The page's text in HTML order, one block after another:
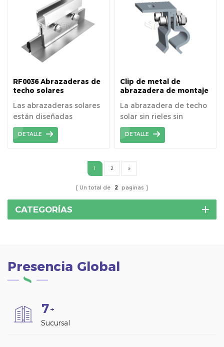
RF0036 Abrazaderas de
techo solares
sistemas de montaje en
techo
Las abrazaderas solares
están diseñadas
específicamente para
asegurar módulos
enmarcados a sistemas
de techo de metal con
penetrar la superficie del
techo.
DETALLE
Clip de metal de
abrazadera de montaje
para techo de hojalata
La abrazadera de techo
solar sin rieles sin
penetrar en la superficie
del techo.
DETALLE
1 2
Un total de 2 paginas
CATEGORÍAS
Presencia Global
7+
Sucursal